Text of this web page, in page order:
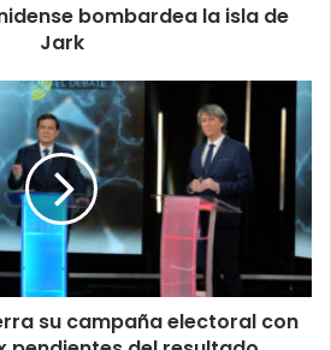
bombardea la isla de
Jark
su campaña electoral con